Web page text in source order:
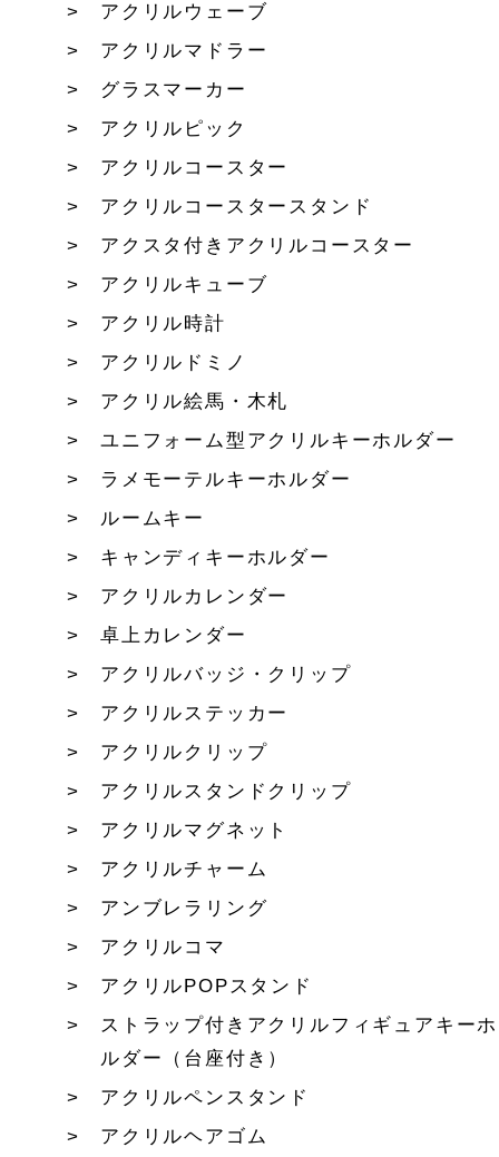
アクリルウェーブ
アクリルマドラー
グラスマーカー
アクリルピック
アクリルコースター
アクリルコースタースタンド
アクスタ付きアクリルコースター
アクリルキューブ
アクリル時計
アクリルドミノ
アクリル絵馬・木札
ユニフォーム型アクリルキーホルダー
ラメモーテルキーホルダー
ルームキー
キャンディキーホルダー
アクリルカレンダー
卓上カレンダー
アクリルバッジ・クリップ
アクリルステッカー
アクリルクリップ
アクリルスタンドクリップ
アクリルマグネット
アクリルチャーム
アンブレラリング
アクリルコマ
アクリルPOPスタンド
ストラップ付きアクリルフィギュアキーホ
ルダー（台座付き）
アクリルペンスタンド
アクリルヘアゴム